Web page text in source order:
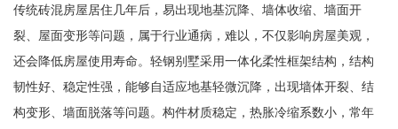
传统砖混房屋居住几年后，易出现地基沉降、墙体收缩、墙面开
裂、屋面变形等问题，属于行业通病，难以，不仅影响房屋美观，
还会降低房屋使用寿命。轻钢别墅采用一体化柔性框架结构，结构
韧性好、稳定性强，能够自适应地基轻微沉降，出现墙体开裂、结
构变形、墙面脱落等问题。构件材质稳定，热胀冷缩系数小，常年